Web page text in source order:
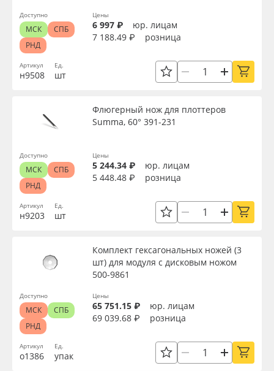
Артикул
н9508
Ед.
шт
Цены
6 997 ₽
юр. лицам
7 188.49 ₽
розница
Доступно
МСК
СПБ
РНД
Артикул
н9203
Флюгерный нож для плоттеров
Summa, 60° 391-231
Ед.
шт
Цены
5 244.34 ₽
юр. лицам
5 448.48 ₽
розница
Доступно
МСК
СПБ
РНД
Артикул
о1386
Комплект гексагональных ножей (3
шт) для модуля с дисковым ножом
500-9861
Ед.
упак
Цены
65 751.15 ₽
юр. лицам
69 039.68 ₽
розница
Доступно
МСК
СПБ
РНД